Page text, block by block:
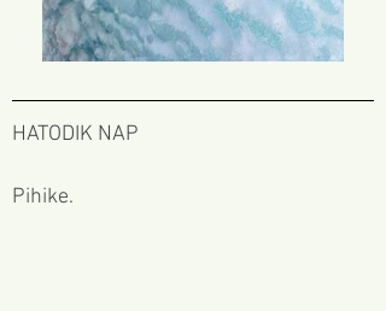
HATODIK NAP
Pihike.